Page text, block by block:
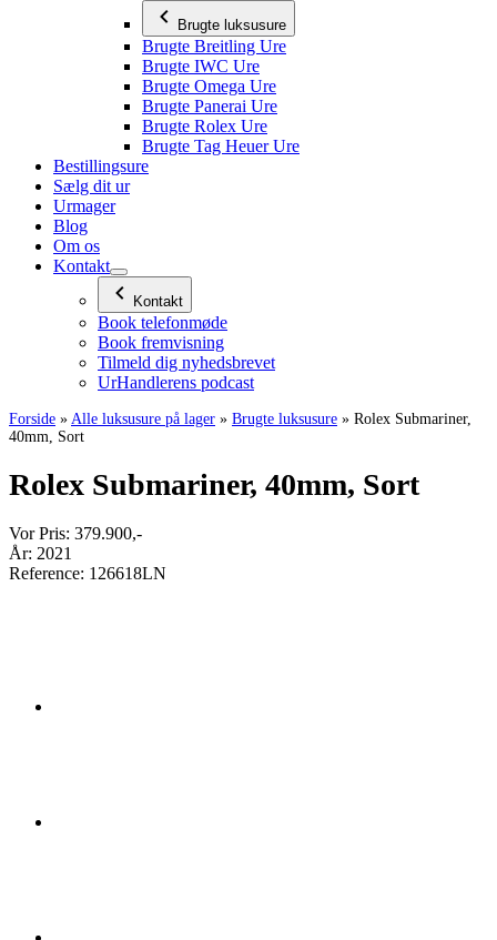
Brugte luksusure
Brugte Breitling Ure
Brugte IWC Ure
Brugte Omega Ure
Brugte Panerai Ure
Brugte Rolex Ure
Brugte Tag Heuer Ure
Bestillingsure
Sælg dit ur
Urmager
Blog
Om os
Kontakt
Kontakt
Book telefonmøde
Book fremvisning
Tilmeld dig nyhedsbrevet
UrHandlerens podcast
Forside » Alle luksusure på lager » Brugte luksusure » Rolex Submariner,
40mm, Sort
Rolex Submariner, 40mm, Sort
Vor Pris: 379.900,-
År: 2021
Reference: 126618LN